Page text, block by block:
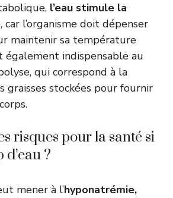
l’eau stimule la
, car l’organisme doit dépenser
maintenir sa température
également indispensable au
qui correspond à la
graisses stockées pour fournir
risques pour la santé si
?
mener à l’hyponatrémie,